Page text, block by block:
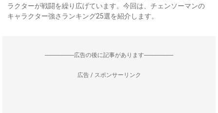
ラクターが戦闘を繰り広げています。今回は、チェンソーマンの
キャラクター強さランキング25選を紹介します。
--------------------広告の後に記事があります--------------------
広告 / スポンサーリンク